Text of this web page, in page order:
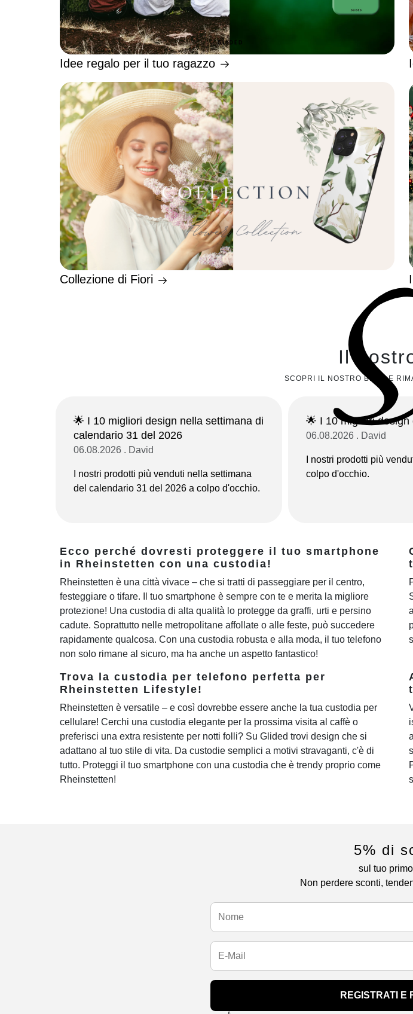
Idee regalo per il tuo ragazzo
Collezione di Fiori
Il
SCOPRI IL NOSTRO BLOG E
🌟 I 10 migliori design nella settimana di
calendario 31 del 2026
06.08.2026 . David
I nostri prodotti più venduti nella settimana
del calendario 31 del 2026 a colpo d'occhio.
🌟 I 10 migliori design
06.08.2026 . David
I nostri prodotti più
colpo d'occhio.
Ecco perché dovresti proteggere il tuo smartphone
in Rheinstetten con una custodia!
Rheinstetten è una città vivace – che si tratti di passeggiare per il centro,
festeggiare o tifare. Il tuo smartphone è sempre con te e merita la migliore
protezione! Una custodia di alta qualità lo protegge da graffi, urti e persino
cadute. Soprattutto nelle metropolitane affollate o alle feste, può succedere
rapidamente qualcosa. Con una custodia robusta e alla moda, il tuo telefono
non solo rimane al sicuro, ma ha anche un aspetto fantastico!
Trova la custodia per telefono perfetta per
Rheinstetten Lifestyle!
Rheinstetten è versatile – e così dovrebbe essere anche la tua custodia per
cellulare! Cerchi una custodia elegante per la prossima visita al caffè o
preferisci una extra resistente per notti folli? Su Glided trovi design che si
adattano al tuo stile di vita. Da custodie semplici a motivi stravaganti, c'è di
tutto. Proteggi il tuo smartphone con una custodia che è trendy proprio come
Rheinstetten!
5% di
sul tuo
Non perdere sconti,
REGISTRATI E